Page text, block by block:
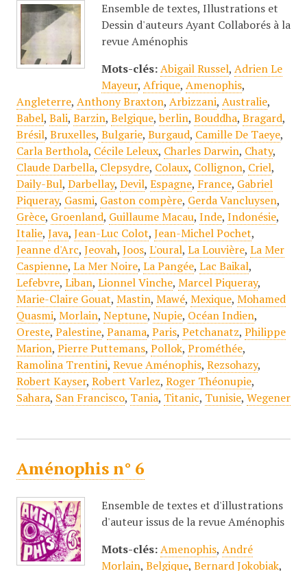
Ensemble de textes, Illustrations et
Dessin d'auteurs Ayant Collaborés à la
revue Aménophis
Mots-clés: Abigail Russel, Adrien Le
Mayeur, Afrique, Amenophis,
Angleterre, Anthony Braxton, Arbizzani, Australie,
Babel, Bali, Barzin, Belgique,berlin, Bouddha, Bragard,
Brésil, Bruxelles, Bulgarie, Burgaud, Camille De Taeye,
Carla Berthola, Cécile Leleux, Charles Darwin, Chaty,
Claude Darbella, Clepsydre, Colaux, Collignon, Criel,
Daily-Bul, Darbellay, Devil, Espagne, France, Gabriel
Piqueray, Gasmi, Gaston compère, Gerda Vancluysen,
Grèce, Groenland, Guillaume Macau, Inde, Indonésie,
Italie, Java, Jean-Luc Colot, Jean-Michel Pochet,
Jeanne d'Arc, Jeovah, Joos, L'oural, La Louvière, La Mer
Caspienne, La Mer Noire, La Pangée, Lac Baikal,
Lefebvre, Liban, Lionnel Vinche, Marcel Piqueray,
Marie-Claire Gouat, Mastin, Mawé, Mexique, Mohamed
Quasmi, Morlain, Neptune, Nupie, Océan Indien,
Oreste, Palestine, Panama, Paris, Petchanatz, Philippe
Marion, Pierre Puttemans, Pollok, Prométhée,
Ramolina Trentini, Revue Aménophis, Rezsohazy,
Robert Kayser, Robert Varlez, Roger Théonupie,
Sahara, San Francisco, Tania, Titanic, Tunisie, Wegener
Aménophis n° 6
Ensemble de textes et d'illustrations
d'auteur issus de la revue Aménophis
Mots-clés: Amenophis, André
Morlain, Belgique, Bernard Jokobiak,